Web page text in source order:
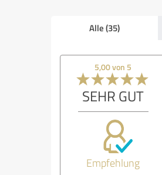
Alle (35)
5,00 von 5
SEHR GUT
Empfehlung